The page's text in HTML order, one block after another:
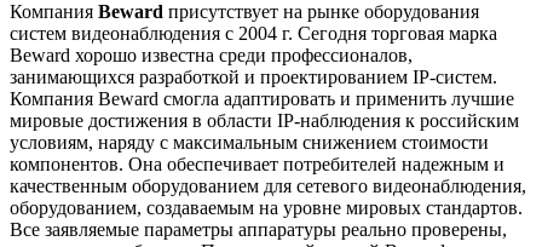
Компания Beward присутствует на рынке оборудования
систем видеонаблюдения с 2004 г. Сегодня торговая марка
Beward хорошо известна среди профессионалов,
занимающихся разработкой и проектированием IP-систем.
Компания Beward смогла адаптировать и применить лучшие
мировые достижения в области IP-наблюдения к российским
условиям, наряду с максимальным снижением стоимости
компонентов. Она обеспечивает потребителей надежным и
качественным оборудованием для сетевого видеонаблюдения,
оборудованием, создаваемым на уровне мировых стандартов.
Все заявляемые параметры аппаратуры реально проверены,